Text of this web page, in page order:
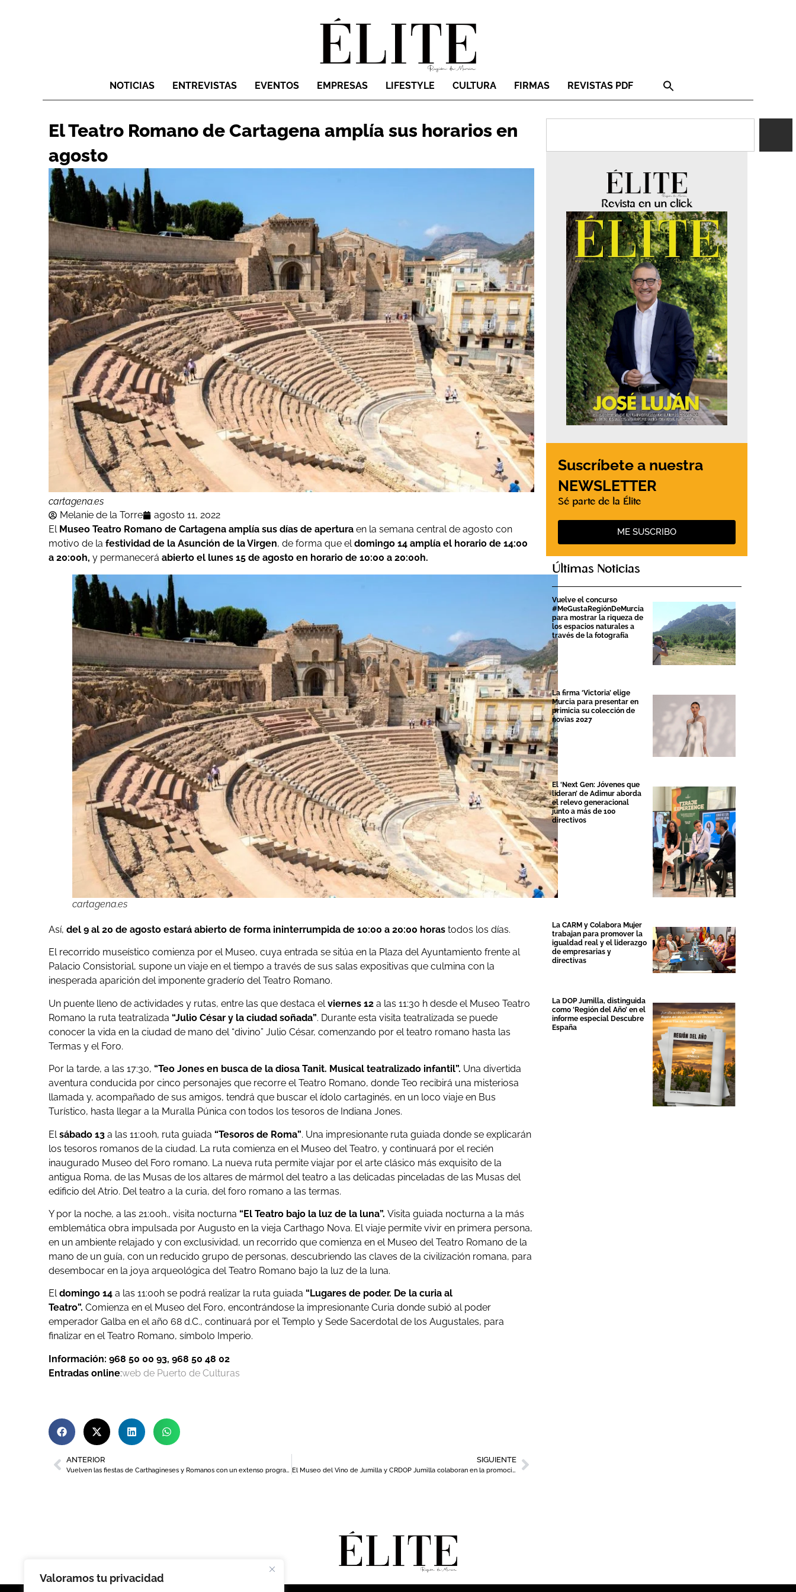
Valoramos tu privacidad
NOTICIAS ENTREVISTAS EVENTOS EMPRESAS LIFESTYLE CULTURA FIRMAS REVISTAS PDF
El Teatro Romano de Cartagena amplía sus horarios en
agosto
cartagena.es
Melanie de la Torre
agosto 11, 2022
El Museo Teatro Romano de Cartagena amplía sus días de apertura en la semana central de agosto con
motivo de la festividad de la Asunción de la Virgen, de forma que el domingo 14 amplía el horario de 14:00
a 20:00h, y permanecerá abierto el lunes 15 de agosto en horario de 10:00 a 20:00h.
cartagena.es
Así, del 9 al 20 de agosto estará abierto de forma ininterrumpida de 10:00 a 20:00 horas todos los días.
El recorrido museístico comienza por el Museo, cuya entrada se sitúa en la Plaza del Ayuntamiento frente al
Palacio Consistorial, supone un viaje en el tiempo a través de sus salas expositivas que culmina con la
inesperada aparición del imponente graderío del Teatro Romano.
Un puente lleno de actividades y rutas, entre las que destaca elviernes 12 a las 11:30 h desde el Museo Teatro
Romano la ruta teatralizada “Julio César y la ciudad soñada”. Durante esta visita teatralizada se puede
conocer la vida en la ciudad de mano del “divino” Julio César, comenzando por el teatro romano hasta las
Termas y el Foro.
Por la tarde, a las 17:30, “Teo Jones en busca de la diosa Tanit. Musical teatralizado infantil”. Una divertida
aventura conducida por cinco personajes que recorre el Teatro Romano, donde Teo recibirá una misteriosa
llamada y, acompañado de sus amigos, tendrá que buscar el ídolo cartaginés, en un loco viaje en Bus
Turístico, hasta llegar a la Muralla Púnica con todos los tesoros de Indiana Jones.
El sábado 13 a las 11:00h, ruta guiada “Tesoros de Roma”. Una impresionante ruta guiada donde se explicarán
los tesoros romanos de la ciudad. La ruta comienza en el Museo del Teatro, y continuará por el recién
inaugurado Museo del Foro romano. La nueva ruta permite viajar por el arte clásico más exquisito de la
antigua Roma, de las Musas de los altares de mármol del teatro a las delicadas pinceladas de las Musas del
edificio del Atrio. Del teatro a la curia, del foro romano a las termas.
Y por la noche, a las 21:00h., visita nocturna “El Teatro bajo la luz de la luna”. Visita guiada nocturna a la más
emblemática obra impulsada por Augusto en la vieja Carthago Nova. El viaje permite vivir en primera persona,
en un ambiente relajado y con exclusividad, un recorrido que comienza en el Museo del Teatro Romano de la
mano de un guía, con un reducido grupo de personas, descubriendo las claves de la civilización romana, para
desembocar en la joya arqueológica del Teatro Romano bajo la luz de la luna.
Eldomingo 14 a las 11:00h se podrá realizar la ruta guiada “Lugares de poder. De la curia al
Teatro”. Comienza en el Museo del Foro, encontrándose la impresionante Curia donde subió al poder
emperador Galba en el año 68 d.C., continuará por el Templo y Sede Sacerdotal de los Augustales, para
finalizar en el Teatro Romano, símbolo Imperio.
Información: 968 50 00 93, 968 50 48 02
Entradas online:web de Puerto de Culturas
ANTERIOR
Vuelven las fiestas de Carthagineses y Romanos con un extenso programa de actividades
SIGUIENTE
El Museo del Vino de Jumilla y CRDOP Jumilla colaboran en la promoción de la cultura del vino
Revista en un click
Suscríbete a nuestra
NEWSLETTER
Sé parte de la Élite
ME SUSCRIBO
Últimas Noticias
Vuelve el concurso
#MeGustaRegiónDeMurcia
para mostrar la riqueza de
los espacios naturales a
través de la fotografía
La firma ‘Victoria’ elige
Murcia para presentar en
primicia su colección de
novias 2027
El ‘Next Gen: Jóvenes que
lideran’ de Adimur aborda
el relevo generacional
junto a más de 100
directivos
La CARM y Colabora Mujer
trabajan para promover la
igualdad real y el liderazgo
de empresarias y
directivas
La DOP Jumilla, distinguida
como ‘Región del Año’ en el
informe especial Descubre
España